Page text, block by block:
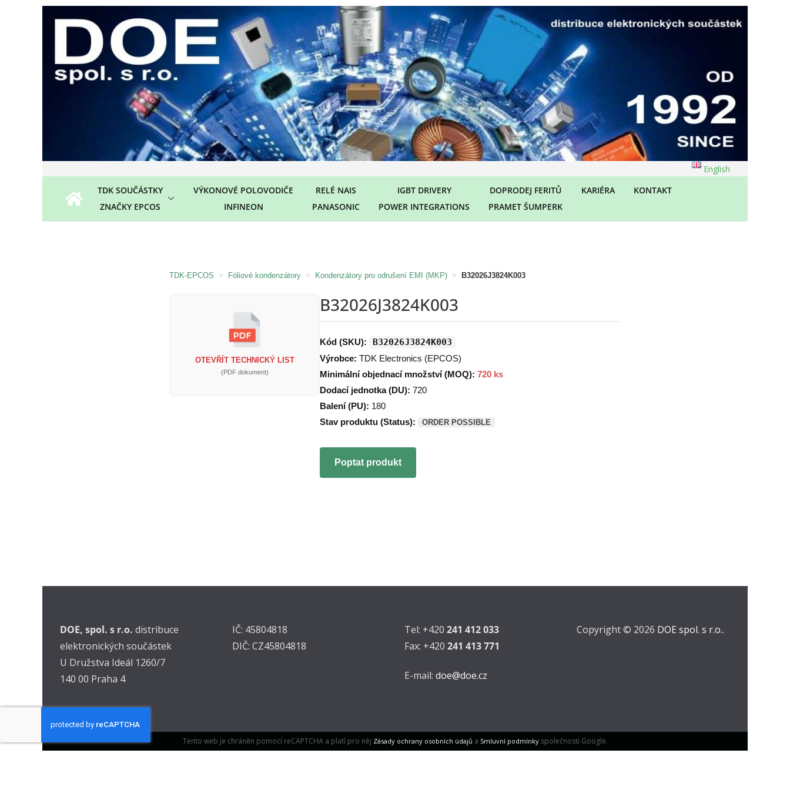
English
TDK SOUČÁSTKY
ZNAČKY EPCOS
VÝKONOVÉ POLOVODIČE
INFINEON
RELÉ NAIS
PANASONIC
IGBT DRIVERY
POWER INTEGRATIONS
DOPRODEJ FERITŮ
PRAMET ŠUMPERK
KARIÉRA KONTAKT
TDK-EPCOS > Fóliové kondenzátory > Kondenzátory pro odrušení EMI (MKP) > B32026J3824K003
OTEVŘÍT TECHNICKÝ LIST
(PDF dokument)
B32026J3824K003
Kód (SKU): B32026J3824K003
Výrobce: TDK Electronics (EPCOS)
Minimální objednací množství (MOQ): 720 ks
Dodací jednotka (DU): 720
Balení (PU): 180
Stav produktu (Status):
ORDER POSSIBLE
Poptat produkt
DOE, spol. s r.o. distribuce
elektronických součástek
U Družstva Ideál 1260/7
140 00 Praha 4
IČ: 45804818
DIČ: CZ45804818
Tel: +420 241 412 033
Fax: +420 241 413 771
E-mail: doe@doe.cz
Copyright © 2026 DOE spol. s r.o..
Tento web je chráněn pomocí reCAPTCHA a platí pro něj Zásady ochrany osobních údajů a Smluvní podmínkyspolečnosti Google.